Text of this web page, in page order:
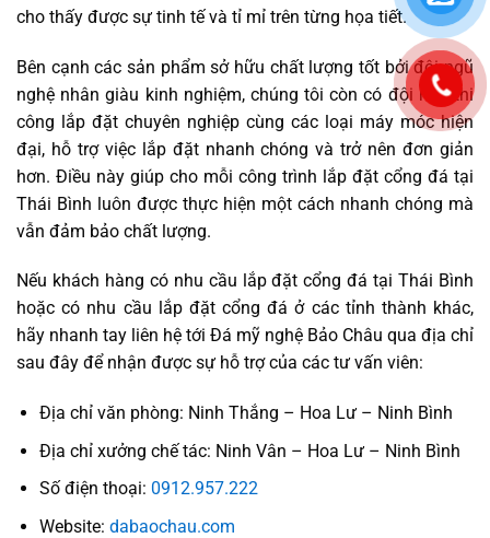
cho thấy được sự tinh tế và tỉ mỉ trên từng họa tiết.
Bên cạnh các sản phẩm sở hữu chất lượng tốt bởi đội ngũ
nghệ nhân giàu kinh nghiệm, chúng tôi còn có đội ngũ thi
công lắp đặt chuyên nghiệp cùng các loại máy móc hiện
đại, hỗ trợ việc lắp đặt nhanh chóng và trở nên đơn giản
hơn. Điều này giúp cho mỗi công trình lắp đặt cổng đá tại
Thái Bình luôn được thực hiện một cách nhanh chóng mà
vẫn đảm bảo chất lượng.
Nếu khách hàng có nhu cầu lắp đặt cổng đá tại Thái Bình
hoặc có nhu cầu lắp đặt cổng đá ở các tỉnh thành khác,
hãy nhanh tay liên hệ tới Đá mỹ nghệ Bảo Châu qua địa chỉ
sau đây để nhận được sự hỗ trợ của các tư vấn viên:
Địa chỉ văn phòng: Ninh Thắng – Hoa Lư – Ninh Bình
Địa chỉ xưởng chế tác: Ninh Vân – Hoa Lư – Ninh Bình
Số điện thoại: 0912.957.222
Website: dabaochau.com